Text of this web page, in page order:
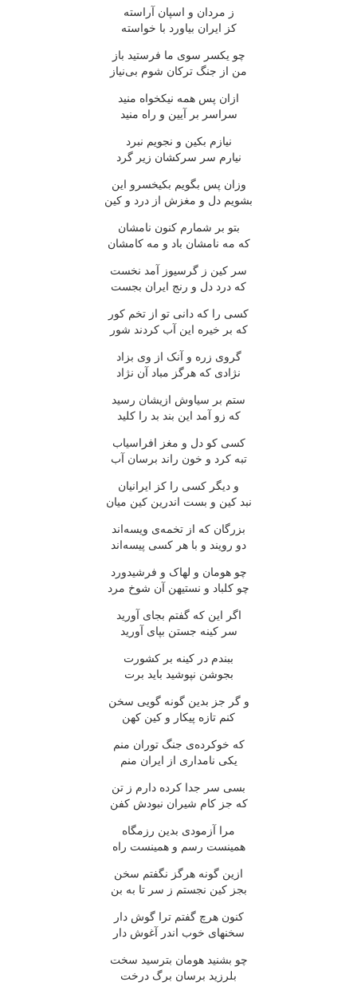
ز مردان و اسپان آراسته
کز ایران بیاورد با خواسته
چو یکسر سوی ما فرستید باز
من از جنگ ترکان شوم بی‌نیاز
ازان پس همه نیکخواه منید
سراسر بر آیین و راه منید
نیازم بکین و نجویم نبرد
نیارم سر سرکشان زیر گرد
وزان پس بگویم بکیخسرو این
بشویم دل و مغزش از درد و کین
بتو بر شمارم کنون نامشان
که مه نامشان باد و مه کامشان
سر کین ز گرسیوز آمد نخست
که درد دل و رنج ایران بجست
کسی را که دانی تو از تخم کور
که بر خیره این آب کردند شور
گروی زره و آنک از وی بزاد
نژادی که هرگز مباد آن نژاد
ستم بر سیاوش ازیشان رسید
که زو آمد این بند بد را کلید
کسی کو دل و مغز افراسیاب
تبه کرد و خون راند برسان آب
و دیگر کسی را کز ایرانیان
نبد کین و بست اندرین کین میان
بزرگان که از تخمه‌ی ویسه‌اند
دو رویند و با هر کسی پیسه‌اند
چو هومان و لهاک و فرشیدورد
چو کلباد و نستیهن آن شوخ مرد
اگر این که گفتم بجای آورید
سر کینه جستن بپای آورید
ببندم در کینه بر کشورت
بجوشن نپوشید باید برت
و گر جز بدین گونه گویی سخن
کنم تازه پیکار و کین کهن
که خوکرده‌ی جنگ توران منم
یکی نامداری از ایران منم
بسی سر جدا کرده دارم ز تن
که جز کام شیران نبودش کفن
مرا آزمودی بدین رزمگاه
همینست رسم و همینست راه
ازین گونه هرگز نگفتم سخن
بجز کین نجستم ز سر تا به بن
کنون هرچ گفتم ترا گوش دار
سخنهای خوب اندر آغوش دار
چو بشنید هومان بترسید سخت
بلرزید برسان برگ درخت